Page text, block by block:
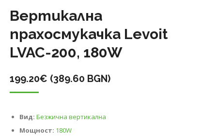
Вертикална
прахосмукачка Levoit
LVAC-200, 180W
199.20€ (389.60 BGN)
Вид: Безжична вертикална
Мощност: 180W